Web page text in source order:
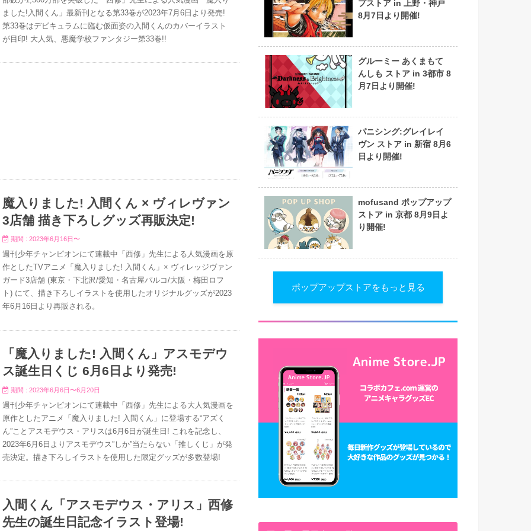
ました!入間くん」最新刊となる第33巻が2023年7月6日より発売!
第33巻はデビキュラムに臨む仮面姿の入間くんのカバーイラスト
が目印! 大人気、悪魔学校ファンタジー第33巻!!
魔入りました! 入間くん × ヴィレヴァン
3店舗 描き下ろしグッズ再販決定!
期間 : 2023年6月16日〜
週刊少年チャンピオンにて連載中「西修」先生による人気漫画を原
作としたTVアニメ「魔入りました! 入間くん」× ヴィレッジヴァン
ガード3店舗 (東京・下北沢/愛知・名古屋パルコ/大阪・梅田ロフ
ト) にて、描き下ろしイラストを使用したオリジナルグッズが2023
年6月16日より再販される。
「魔入りました! 入間くん」アスモデウ
ス誕生日くじ 6月6日より発売!
期間 : 2023年6月6日〜6月20日
週刊少年チャンピオンにて連載中「西修」先生による大人気漫画を
原作としたアニメ「魔入りました! 入間くん」に登場する“アズく
ん”ことアスモデウス・アリスは6月6日が誕生日! これを記念し、
2023年6月6日よりアスモデウス”しか”当たらない「推しくじ」が発
売決定。描き下ろしイラストを使用した限定グッズが多数登場!
入間くん「アスモデウス・アリス」西修
先生の誕生日記念イラスト登場!
プストア in 上野・神戸
8月7日より開催!
グルーミー あくまもて
んしも ストア in 3都市 8
月7日より開催!
パニシング:グレイレイ
ヴン ストア in 新宿 8月6
日より開催!
mofusand ポップアップ
ストア in 京都 8月9日よ
り開催!
ポップアップストアをもっと見る